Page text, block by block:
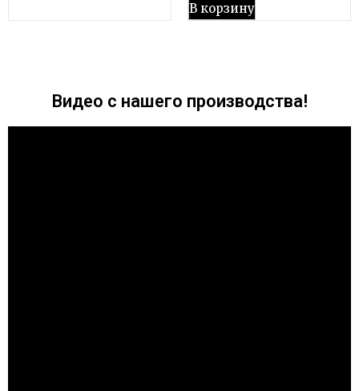
В корзину
Видео с нашего производства!